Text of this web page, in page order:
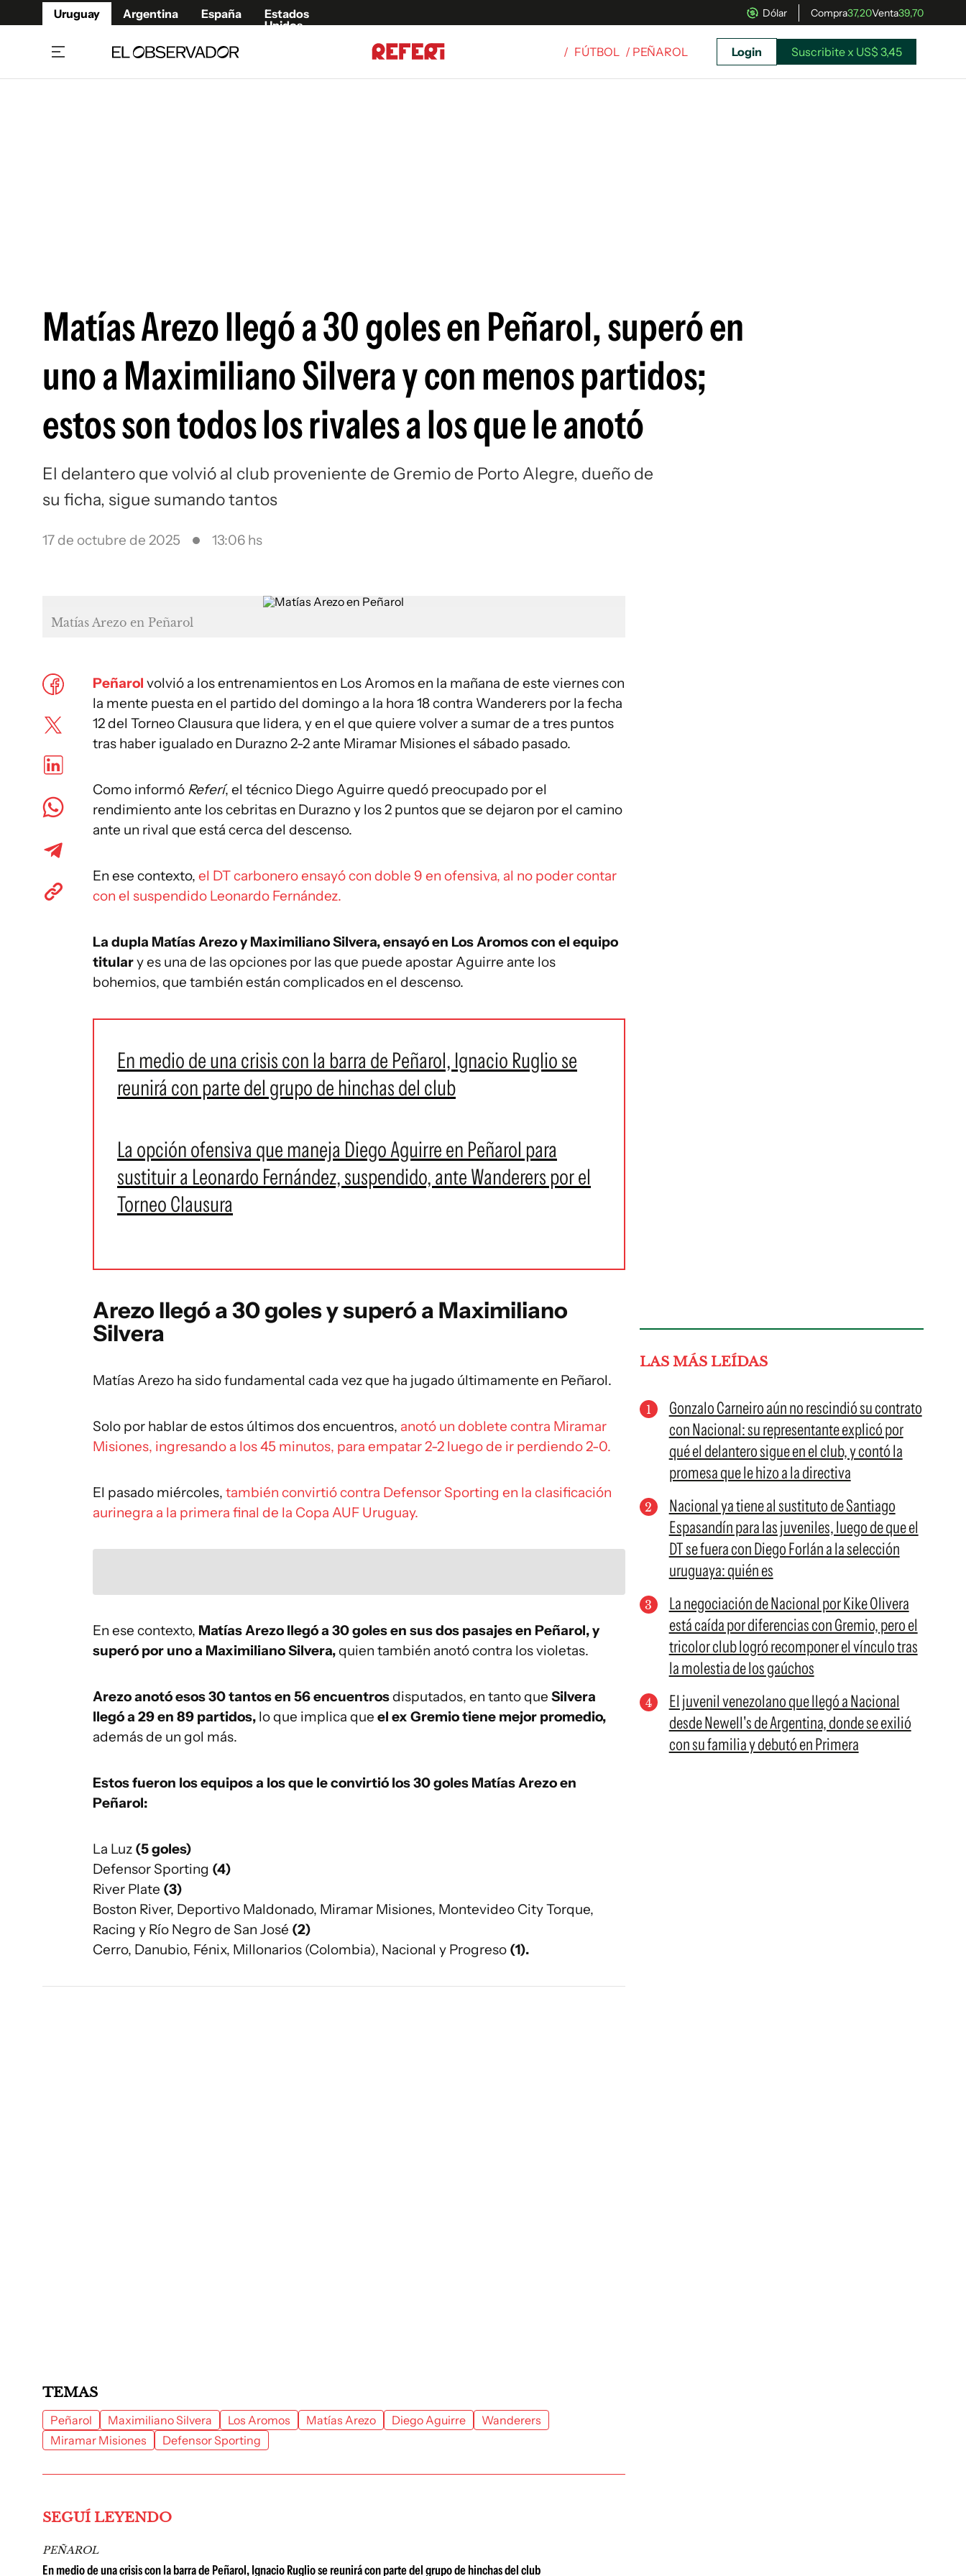
Uruguay Argentina España
Estados
Unidos
Dólar Compra37,20Venta39,70
Siguenos en:
/ FÚTBOL / PEÑAROL Login Suscribite x US$ 3,45
Matías Arezo llegó a 30 goles en Peñarol, superó en
uno a Maximiliano Silvera y con menos partidos;
estos son todos los rivales a los que le anotó
El delantero que volvió al club proveniente de Gremio de Porto Alegre, dueño de
su ficha, sigue sumando tantos
17 de octubre de 2025 13:06 hs
Matías Arezo en Peñarol
Peñarol volvió a los entrenamientos en Los Aromos en la mañana de este viernes con
la mente puesta en el partido del domingo a la hora 18 contra Wanderers por la fecha
12 del Torneo Clausura que lidera, y en el que quiere volver a sumar de a tres puntos
tras haber igualado en Durazno 2-2 ante Miramar Misiones el sábado pasado.
Como informó Referí, el técnico Diego Aguirre quedó preocupado por el
rendimiento ante los cebritas en Durazno y los 2 puntos que se dejaron por el camino
ante un rival que está cerca del descenso.
En ese contexto, el DT carbonero ensayó con doble 9 en ofensiva, al no poder contar
con el suspendido Leonardo Fernández.
La dupla Matías Arezo y Maximiliano Silvera, ensayó en Los Aromos con el equipo
titulary es una de las opciones por las que puede apostar Aguirre ante los
bohemios, que también están complicados en el descenso.
En medio de una crisis con la barra de Peñarol, Ignacio Ruglio se
reunirá con parte del grupo de hinchas del club
La opción ofensiva que maneja Diego Aguirre en Peñarol para
sustituir a Leonardo Fernández, suspendido, ante Wanderers por el
Torneo Clausura
Arezo llegó a 30 goles y superó a Maximiliano
Silvera
Matías Arezo ha sido fundamental cada vez que ha jugado últimamente en Peñarol.
Solo por hablar de estos últimos dos encuentros, anotó un doblete contra Miramar
Misiones, ingresando a los 45 minutos, para empatar 2-2 luego de ir perdiendo 2-0.
El pasado miércoles, también convirtió contra Defensor Sporting en la clasificación
aurinegra a la primera final de la Copa AUF Uruguay.
En ese contexto, Matías Arezo llegó a 30 goles en sus dos pasajes en Peñarol, y
superó por uno a Maximiliano Silvera,quien también anotó contra los violetas.
Arezo anotó esos 30 tantos en 56 encuentrosdisputados, en tanto que Silvera
llegó a 29 en 89 partidos, lo que implica que el ex Gremio tiene mejor promedio,
además de un gol más.
Estos fueron los equipos a los que le convirtió los 30 goles Matías Arezo en
Peñarol:
La Luz (5 goles)
Defensor Sporting (4)
River Plate (3)
Boston River, Deportivo Maldonado, Miramar Misiones, Montevideo City Torque,
Racing y Río Negro de San José (2)
Cerro, Danubio, Fénix, Millonarios (Colombia), Nacional y Progreso (1).
LAS MÁS LEÍDAS
Gonzalo Carneiro aún no rescindió su contrato
con Nacional: su representante explicó por
qué el delantero sigue en el club, y contó la
promesa que le hizo a la directiva
Nacional ya tiene al sustituto de Santiago
Espasandín para las juveniles, luego de que el
DT se fuera con Diego Forlán a la selección
uruguaya: quién es
La negociación de Nacional por Kike Olivera
está caída por diferencias con Gremio, pero el
tricolor club logró recomponer el vínculo tras
la molestia de los gaúchos
El juvenil venezolano que llegó a Nacional
desde Newell's de Argentina, donde se exilió
con su familia y debutó en Primera
TEMAS
Peñarol Maximiliano Silvera Los Aromos Matías Arezo Diego Aguirre
Wanderers
Miramar Misiones
Defensor Sporting
SEGUÍ LEYENDO
PEÑAROL
En medio de una crisis con la barra de Peñarol, Ignacio Ruglio se reunirá con parte del grupo de hinchas del club